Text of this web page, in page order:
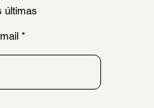
últimas